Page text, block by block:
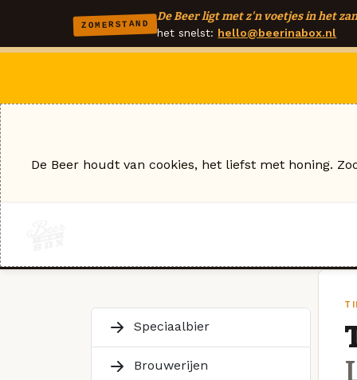
ZOMERSTAND
De Beer ligt met z'n voetjes in het
het snelst: hello@beerinabox.nl
Speciaalbier
Brouwerijen
De Beer houdt van cookies, het liefst met honing.